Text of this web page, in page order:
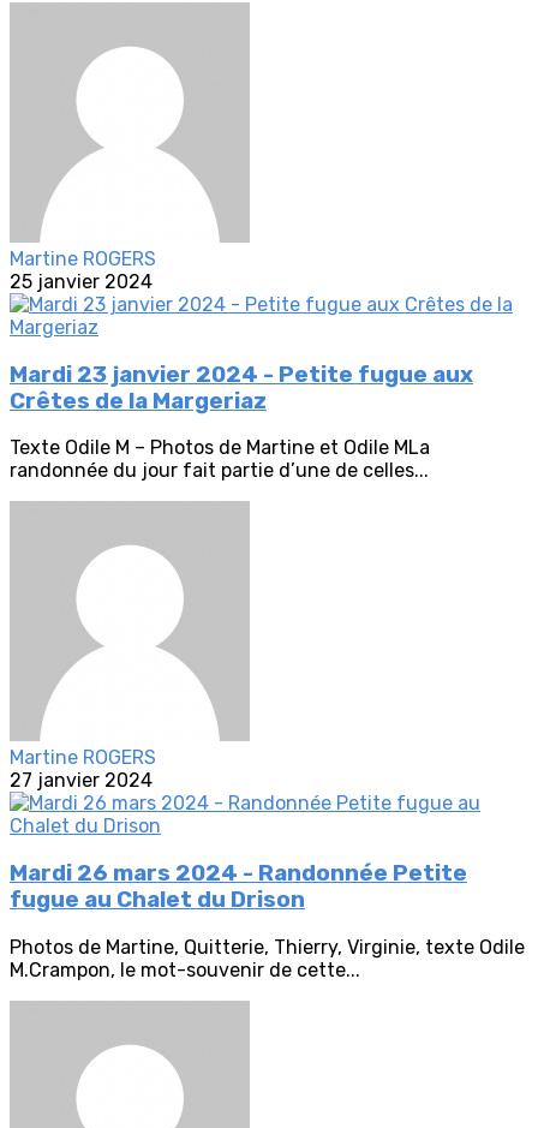
Martine ROGERS
25 janvier 2024
Mardi 23 janvier 2024 - Petite fugue aux
Crêtes de la Margeriaz
Texte Odile M – Photos de Martine et Odile MLa
randonnée du jour fait partie d’une de celles...
Martine ROGERS
27 janvier 2024
Mardi 26 mars 2024 - Randonnée Petite
fugue au Chalet du Drison
Photos de Martine, Quitterie, Thierry, Virginie, texte Odile
M.Crampon, le mot-souvenir de cette...